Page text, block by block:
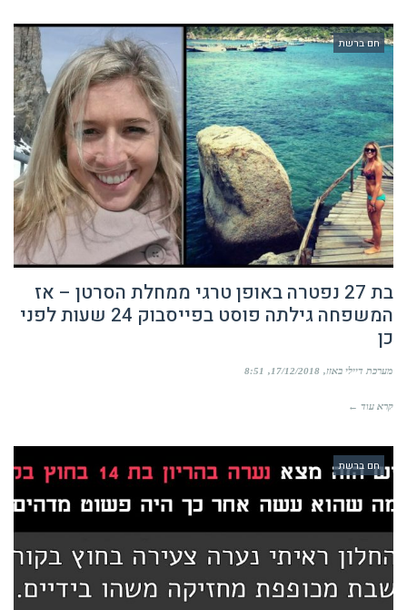
חם ברשת
בת 27 נפטרה באופן טרגי ממחלת הסרטן – אז
המשפחה גילתה פוסט בפייסבוק 24 שעות לפני
כן
מערכת דיילי באזז 17/12/2018
8:51
קרא עוד ←
חם ברשת